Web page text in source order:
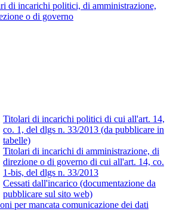
di incarichi politici, di amministrazione,
o di governo
Titolari di incarichi politici di cui all'art. 14,
co. 1, del dlgs n. 33/2013 (da pubblicare in
tabelle)
Titolari di incarichi di amministrazione, di
direzione o di governo di cui all'art. 14, co.
1-bis, del dlgs n. 33/2013
Cessati dall'incarico (documentazione da
pubblicare sul sito web)
per mancata comunicazione dei dati